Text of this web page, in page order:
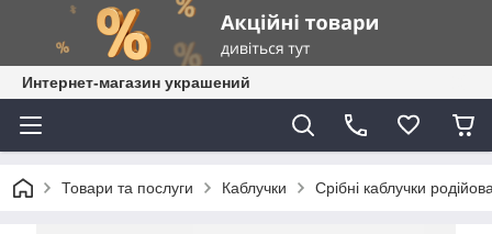
Интернет-магазин украшений
Товари та послуги Каблучки Срібні каблучки